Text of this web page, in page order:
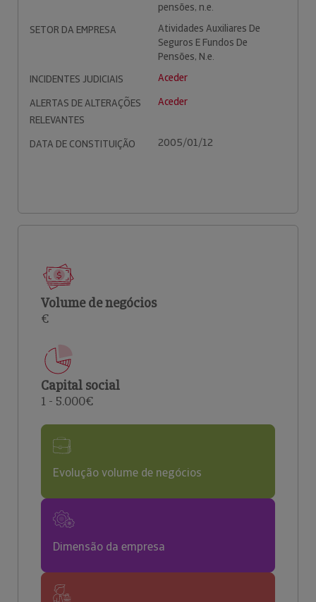
pensões, n.e.
SETOR DA EMPRESA
Atividades Auxiliares De
Seguros E Fundos De
Pensões, N.e.
INCIDENTES JUDICIAIS
Aceder
ALERTAS DE ALTERAÇÕES
RELEVANTES
Aceder
DATA DE CONSTITUIÇÃO 2005/01/12
Volume de negócios
€
Capital social
1 - 5.000€
Evolução volume de negócios
Dimensão da empresa